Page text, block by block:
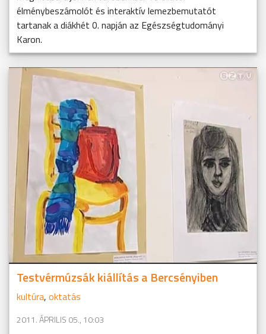
élménybeszámolót és interaktív lemezbemutatót
tartanak a diákhét 0. napján az Egészségtudományi
Karon.
Testvérmúzsák kiállítás a Bercsényiben
kultúra, oktatás
2011. ÁPRILIS 05., 10:03